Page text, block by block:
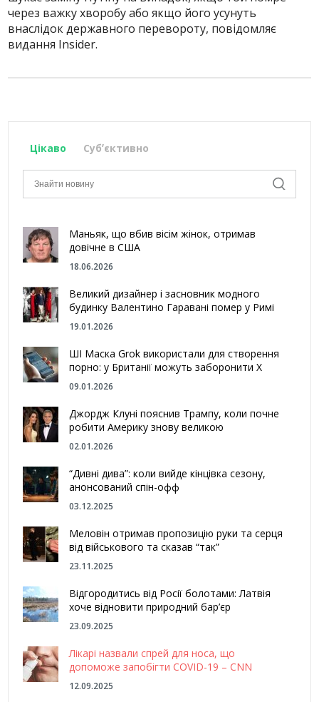
через важку хворобу або якщо його усунуть
внаслідок державного перевороту, повідомляє
видання Insider.
Цікаво Субʼєктивно
Маньяк, що вбив вісім жінок, отримав
довічне в США
18.06.2026
Великий дизайнер і засновник модного
будинку Валентино Гаравані помер у Римі
19.01.2026
ШІ Маска Grok використали для створення
порно: у Британії можуть заборонити Х
09.01.2026
Джордж Клуні пояснив Трампу, коли почне
робити Америку знову великою
02.01.2026
“Дивні дива”: коли вийде кінцівка сезону,
анонсований спін-офф
03.12.2025
Меловін отримав пропозицію руки та серця
від військового та сказав “так”
23.11.2025
Відгородитись від Росії болотами: Латвія
хоче відновити природний бар’єр
23.09.2025
Лікарі назвали спрей для носа, що
допоможе запобігти COVID-19 – CNN
12.09.2025